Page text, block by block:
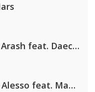
Hugel x Topic x Arash feat. Daecolm
David Guetta & Alesso feat. Madison Love